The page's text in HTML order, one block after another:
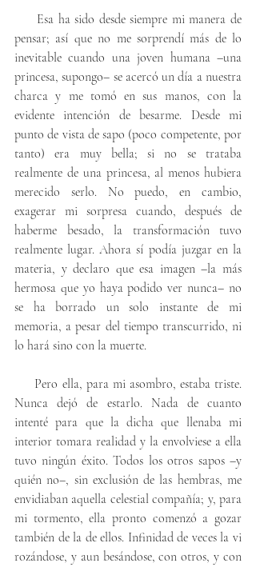
Esa ha sido desde siempre mi manera de
pensar; así que no me sorprendí más de lo
inevitable cuando una joven humana –una
princesa, supongo– se acercó un día a nuestra
charca y me tomó en sus manos, con la
evidente intención de besarme. Desde mi
punto de vista de sapo (poco competente, por
tanto) era muy bella; si no se trataba
realmente de una princesa, al menos hubiera
merecido serlo. No puedo, en cambio,
exagerar mi sorpresa cuando, después de
haberme besado, la transformación tuvo
realmente lugar. Ahora sí podía juzgar en la
materia, y declaro que esa imagen –la más
hermosa que yo haya podido ver nunca– no
se ha borrado un solo instante de mi
memoria, a pesar del tiempo transcurrido, ni
lo hará sino con la muerte.
Pero ella, para mi asombro, estaba triste.
Nunca dejó de estarlo. Nada de cuanto
intenté para que la dicha que llenaba mi
interior tomara realidad y la envolviese a ella
tuvo ningún éxito. Todos los otros sapos –y
quién no–, sin exclusión de las hembras, me
envidiaban aquella celestial compañía; y, para
mi tormento, ella pronto comenzó a gozar
también de la de ellos. Infinidad de veces la vi
rozándose, y aun besándose, con otros, y con